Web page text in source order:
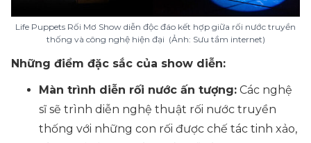
Life Puppets Rối Mơ Show diễn độc đáo kết hợp giữa rối nước truyền
thống và công nghệ hiện đại (Ảnh: Sưu tầm internet)
Những điểm đặc sắc của show diễn:
Màn trình diễn rối nước ấn tượng: Các nghệ
sĩ sẽ trình diễn nghệ thuật rối nước truyền
thống với những con rối được chế tác tinh xảo,